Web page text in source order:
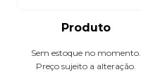
Produto
Sem estoque no momento.
Preço sujeito a alteração.